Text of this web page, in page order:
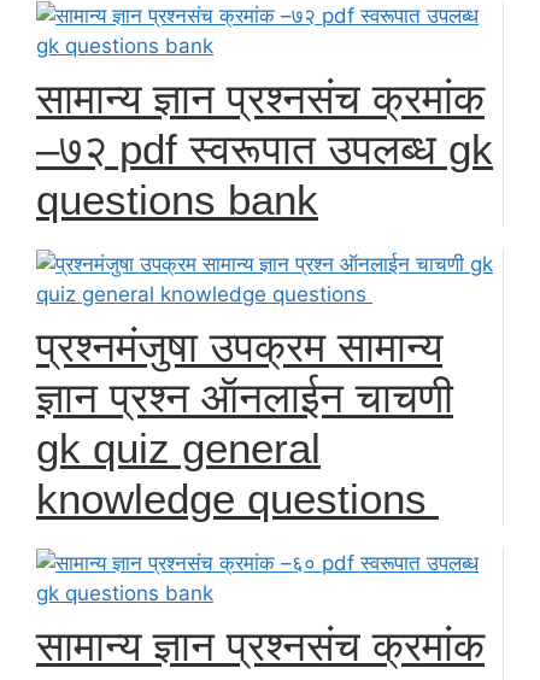
सामान्य ज्ञान प्रश्नसंच क्रमांक
–७२ pdf स्वरूपात उपलब्ध gk
questions bank
प्रश्नमंजुषा उपक्रम सामान्य
ज्ञान प्रश्न ऑनलाईन चाचणी
gk quiz general
knowledge questions
सामान्य ज्ञान प्रश्नसंच क्रमांक